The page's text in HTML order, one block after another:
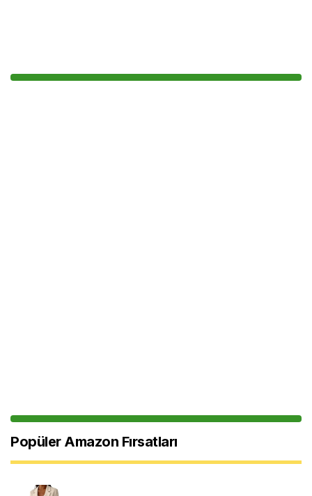
Popüler Amazon Fırsatları